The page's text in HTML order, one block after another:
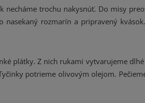
trochu nakysnúť. Do misy
rozmarín a pripravený
plátky. Z nich rukami vytvarujeme
potrieme olivovým olejom.